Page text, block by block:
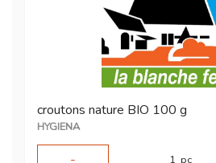
croutons nature BIO 100 g
HYGIENA
1 pc